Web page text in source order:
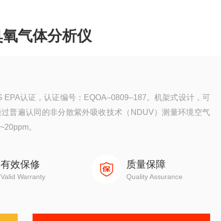
气体分析仪
认证，认证编号：EQOA–0809–187。机架式设计，可
普遍认同的非分散紫外吸收技术（NDUV）测量环境空气
。
有效保修
Valid Warranty
质量保障
Quality Assurance